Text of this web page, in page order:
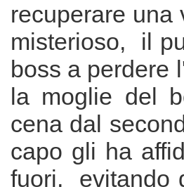
recuperare una
misterioso, il
boss a perdere
la moglie del
cena dal
capo gli ha
fuori, evitando